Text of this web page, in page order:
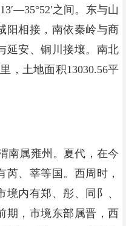
之间。东与山
阳相接，南依秦岭与商
延安、铜川接壤。南北
，土地面积13030.56平
南属雍州。夏代，在今
、莘等国。西周时，
内有郑、彤、同阝、
期，市境东部属晋，西